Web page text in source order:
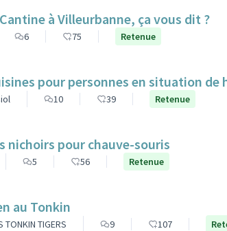
à Villeurbanne, ça vous dit ?
6 75 Retenue
pour personnes en situation de
10 39 Retenue
nichoirs pour chauve-souris
5 56 Retenue
au Tonkin
TONKIN TIGERS 9 107